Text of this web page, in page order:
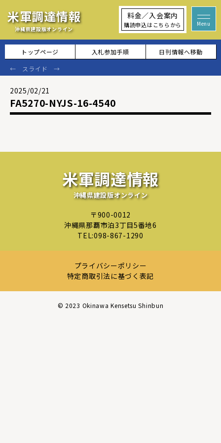
米軍調達情報
沖縄県建設版オンライン
料金／入会案内
購読申込はこちらから
トップページ 入札参加手順 日刊情報へ移動
2025/02/21
FA5270-NYJS-16-4540
米軍調達情報
沖縄県建設版オンライン
〒900-0012
沖縄県那覇市泊3丁目5番地6
TEL:098-867-1290
プライバシーポリシー
特定商取引法に基づく表記
©︎ 2023 Okinawa Kensetsu Shinbun